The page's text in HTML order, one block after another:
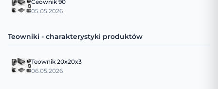
Ceownik 90
05.05.2026
Teowniki - charakterystyki produktów
Teownik 20x20x3
06.05.2026